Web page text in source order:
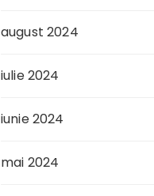
august 2024
iulie 2024
iunie 2024
mai 2024